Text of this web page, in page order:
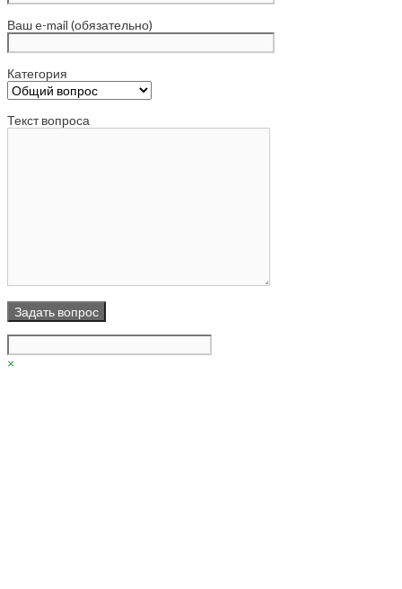
Ваш e-mail (обязательно)
Категория
Текст вопроса
×